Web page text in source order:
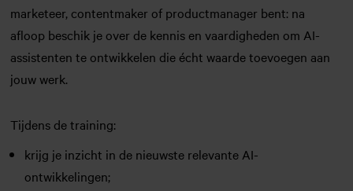
marketeer, contentmaker of productmanager bent: na
afloop beschik je over de kennis en vaardigheden om AI-
assistenten te ontwikkelen die écht waarde toevoegen aan
jouw werk.
Tijdens de training:
krijg je inzicht in de nieuwste relevante AI-
ontwikkelingen;